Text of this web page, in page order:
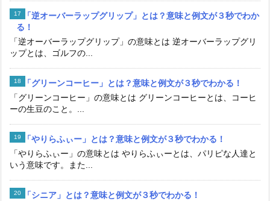
「逆オーバーラップグリップ」とは？意味と例文が３秒でわか
る！
「逆オーバーラップグリップ」の意味とは 逆オーバーラップグリ
ップとは、ゴルフの...
「グリーンコーヒー」とは？意味と例文が３秒でわかる！
「グリーンコーヒー」の意味とは グリーンコーヒーとは、コーヒ
ーの生豆のこと。...
「やりらふぃー」とは？意味と例文が３秒でわかる！
「やりらふぃー」の意味とは やりらふぃーとは、パリピな人達と
いう意味です。また...
「シニア」とは？意味と例文が３秒でわかる！